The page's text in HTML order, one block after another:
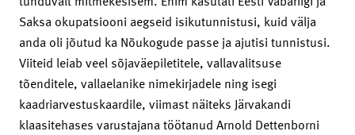
Saksa okupatsiooni aegseid isikutunnistusi, kuid välja
anda oli jõutud ka Nõukogude passe ja ajutisi tunnistusi.
Viiteid leiab veel sõjaväepiletitele, vallavalitsuse
tõenditele, vallaelanike nimekirjadele ning isegi
kaadriarvestuskaardile, viimast näiteks Järvakandi
klaasitehases varustajana töötanud Arnold Dettenborni